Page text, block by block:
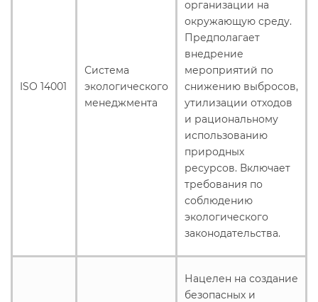
ISO 14001
Система
экологического
менеджмента
организации на
окружающую среду.
Предполагает
внедрение
мероприятий по
снижению выбросов,
утилизации отходов
и рациональному
использованию
природных
ресурсов. Включает
требования по
соблюдению
экологического
законодательства.
Нацелен на создание
безопасных и